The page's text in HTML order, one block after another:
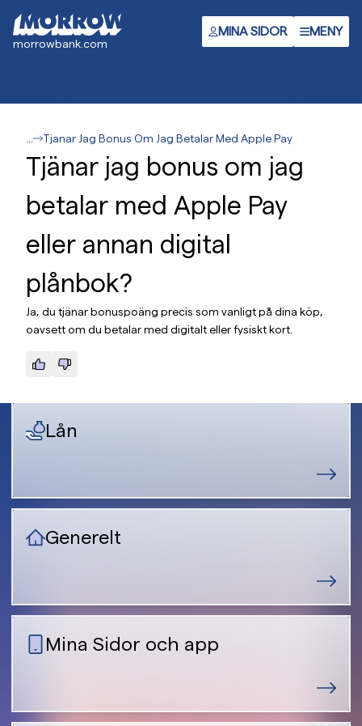
huvudinnehåll
morrowbank.com
MINA SIDOR MENY
Tjanar Jag Bonus Om Jag Betalar Med Apple Pay
Tjänar jag bonus om jag
betalar med Apple Pay
eller annan digital
plånbok?
Ja, du tjänar bonuspoäng precis som vanligt på dina köp,
oavsett om du betalar med digitalt eller fysiskt kort.
Lån
Generelt
Mina Sidor och app